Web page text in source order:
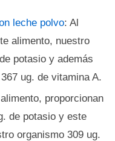
leche polvo: Al
alimento, nuestro
potasio y además
ug. de vitamina A.
proporcionan
de potasio y este
organismo 309 ug.